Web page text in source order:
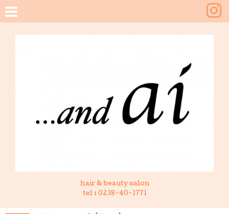
hair & beauty salon
tel : 0238-40-1771